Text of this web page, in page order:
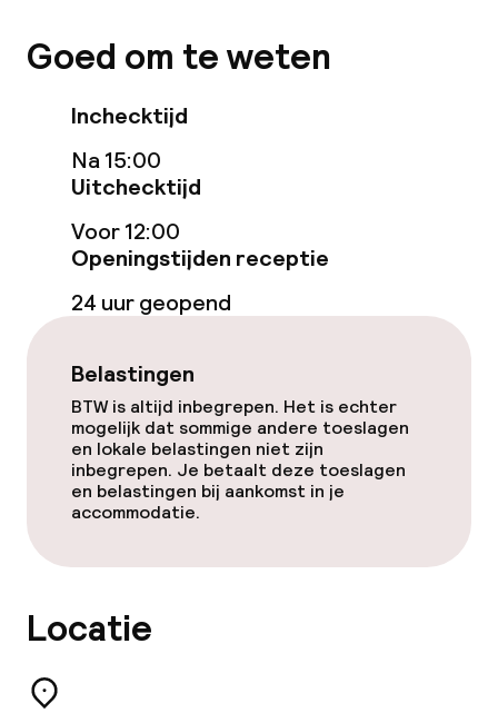
Gratis wifi
Tuin
Terras
Zonneterras
Eet- en drinkgelegenheden
Eet- en drinkdiensten
Goed om te weten
Inchecktijd
Na 15:00
Uitchecktijd
Voor 12:00
Openingstijden receptie
24 uur geopend
Belastingen
BTW is altijd inbegrepen. Het is echter
mogelijk dat sommige andere toeslagen
en lokale belastingen niet zijn
inbegrepen. Je betaalt deze toeslagen
en belastingen bij aankomst in je
accommodatie.
Locatie